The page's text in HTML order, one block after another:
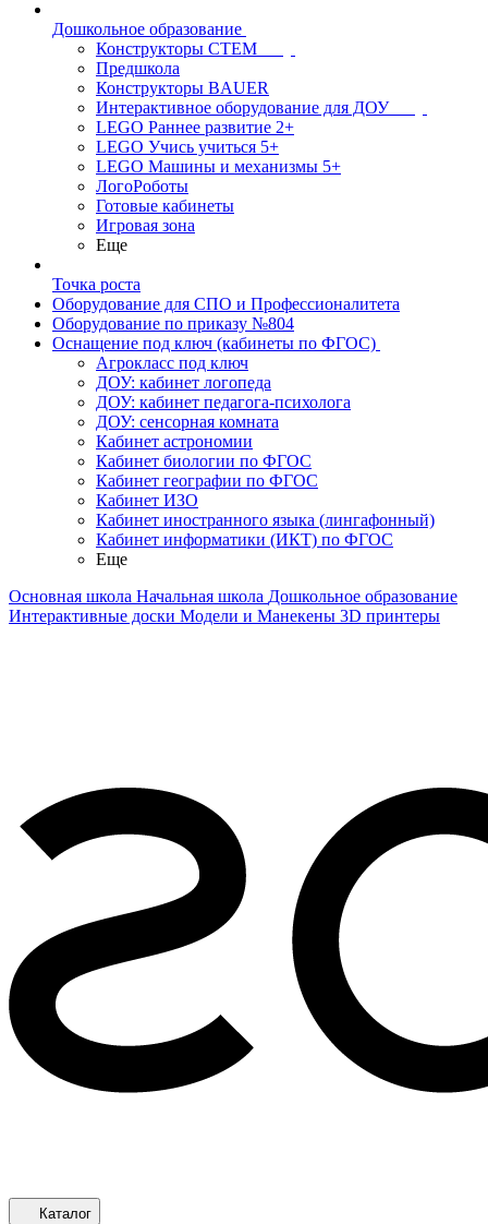
Дошкольное образование
Конструкторы СТЕМ
Предшкола
Конструкторы BAUER
Интерактивное оборудование для ДОУ
LEGO Раннее развитие 2+
LEGO Учись учиться 5+
LEGO Машины и механизмы 5+
ЛогоРоботы
Готовые кабинеты
Игровая зона
Еще
Точка роста
Оборудование для СПО и Профессионалитета
Оборудование по приказу №804
Оснащение под ключ (кабинеты по ФГОС)
Агрокласс под ключ
ДОУ: кабинет логопеда
ДОУ: кабинет педагога-психолога
ДОУ: сенсорная комната
Кабинет астрономии
Кабинет биологии по ФГОС
Кабинет географии по ФГОС
Кабинет ИЗО
Кабинет иностранного языка (лингафонный)
Кабинет информатики (ИКТ) по ФГОС
Еще
Основная школа Начальная школа Дошкольное образование
Интерактивные доски Модели и Манекены 3D принтеры
Каталог